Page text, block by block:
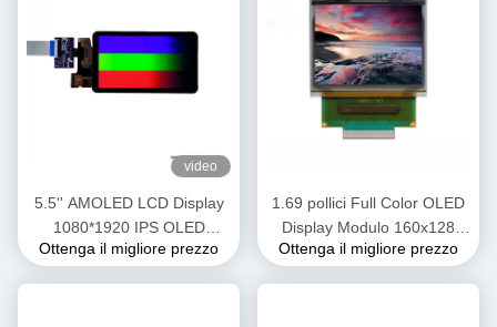
video
5.5'' AMOLED LCD Display
1080*1920 IPS OLED
Screen Interfaccia MIPI Con
Ottenga il migliore prezzo
1.69 pollici Full Color OLED
Display Modulo 160x128
Risoluzione 4.5g
Ottenga il migliore prezzo